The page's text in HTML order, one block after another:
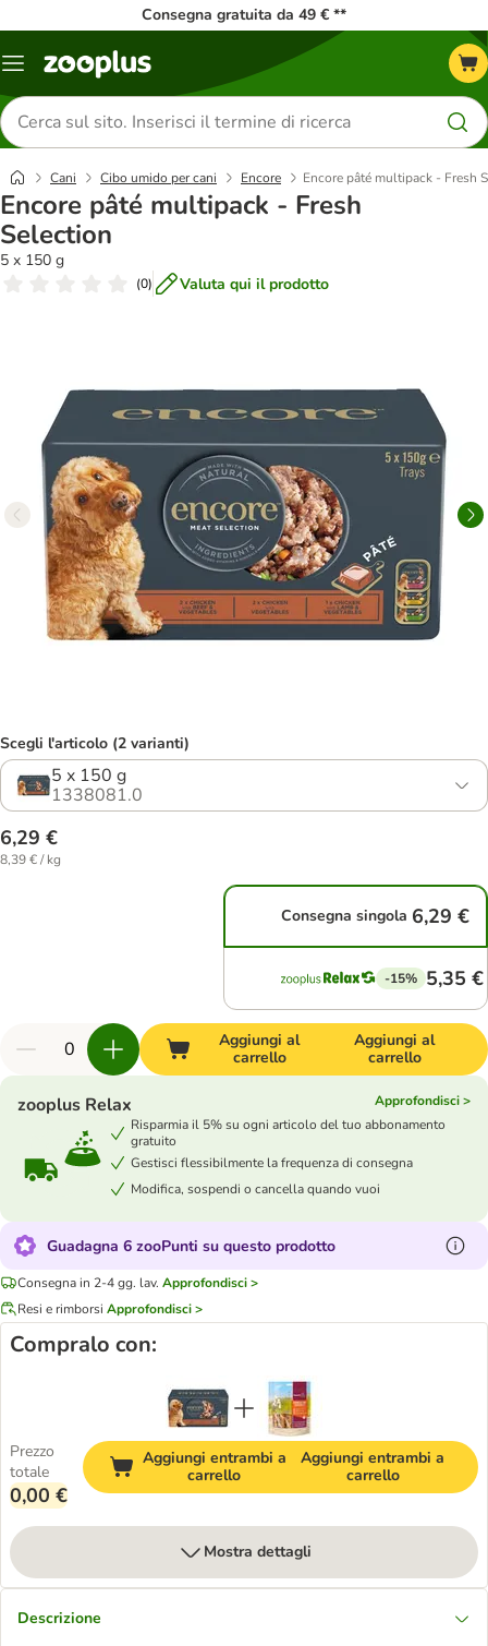
Consegna gratuita da 49 € **
Overview
Cerca
prodotti
Cani Cibo umido per cani Encore Encore pâté multipack - Fresh
Encore pâté multipack - Fresh
Selection
5 x 150 g
(0) Valuta qui il prodotto
Scegli l'articolo (2 varianti)
5 x 150 g
1338081.0
6,29 €
8,39 € / kg
Consegna singola 6,29 €
-15% 5,35 €
Aggiungi al
carrello
Aggiungi al
carrello
zooplus Relax
Approfondisci >
Risparmia il 5% su ogni articolo del tuo abbonamento
gratuito
Gestisci flessibilmente la frequenza di consegna
Modifica, sospendi o cancella quando vuoi
Guadagna 6 zooPunti su questo prodotto
Consegna in 2-4 gg. lav. Approfondisci >
Resi e rimborsi Approfondisci >
Compralo con:
Prezzo
totale
0,00 €
Aggiungi entrambi a
carrello
Aggiungi entrambi a
carrello
Mostra dettagli
Descrizione